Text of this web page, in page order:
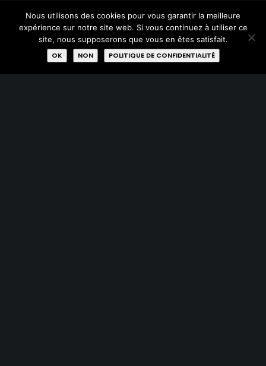
PLAN DU SITE
Donner
Nous utilisons des cookies pour vous garantir la meilleure
expérience sur notre site web. Si vous continuez à utiliser ce
site, nous supposerons que vous en êtes satisfait.
OK
NON POLITIQUE DE CONFIDENTIALITÉ